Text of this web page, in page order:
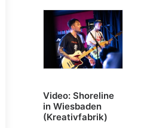
Video: Shoreline
in Wiesbaden
(Kreativfabrik)